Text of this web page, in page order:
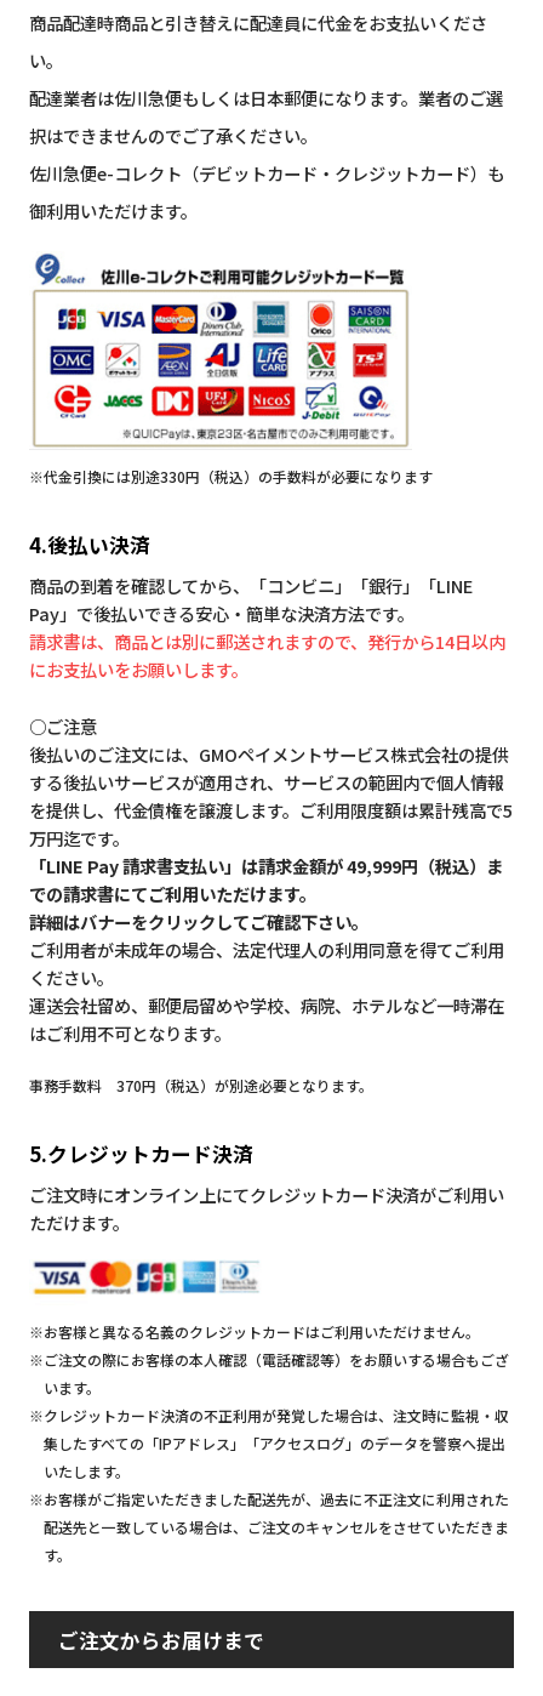
商品配達時商品と引き替えに配達員に代金をお支払いくださ
い。
配達業者は佐川急便もしくは日本郵便になります。業者のご選
択はできませんのでご了承ください。
佐川急便e-コレクト（デビットカード・クレジットカード）も
御利用いただけます。
※代金引換には別途330円（税込）の手数料が必要になります
4.後払い決済
商品の到着を確認してから、「コンビニ」「銀行」「LINE
Pay」で後払いできる安心・簡単な決済方法です。
請求書は、商品とは別に郵送されますので、発行から14日以内
にお支払いをお願いします。
○ご注意
後払いのご注文には、GMOペイメントサービス株式会社の提供
する後払いサービスが適用され、サービスの範囲内で個人情報
を提供し、代金債権を譲渡します。ご利用限度額は累計残高で5
万円迄です。
「LINE Pay 請求書支払い」は請求金額が 49,999円（税込）ま
での請求書にてご利用いただけます。
詳細はバナーをクリックしてご確認下さい。
ご利用者が未成年の場合、法定代理人の利用同意を得てご利用
ください。
運送会社留め、郵便局留めや学校、病院、ホテルなど一時滞在
はご利用不可となります。
事務手数料 370円（税込）が別途必要となります。
5.クレジットカード決済
ご注文時にオンライン上にてクレジットカード決済がご利用い
ただけます。
※お客様と異なる名義のクレジットカードはご利用いただけません。
※ご注文の際にお客様の本人確認（電話確認等）をお願いする場合もござ
います。
※クレジットカード決済の不正利用が発覚した場合は、注文時に監視・収
集したすべての「IPアドレス」「アクセスログ」のデータを警察へ提出
いたします。
※お客様がご指定いただきました配送先が、過去に不正注文に利用された
配送先と一致している場合は、ご注文のキャンセルをさせていただきま
す。
ご注文からお届けまで